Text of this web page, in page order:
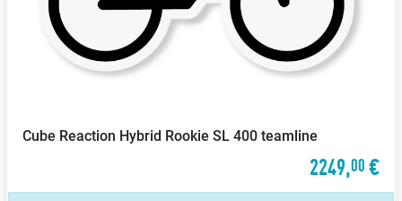
Cube Reaction Hybrid Rookie SL 400 teamline
2249,00 €